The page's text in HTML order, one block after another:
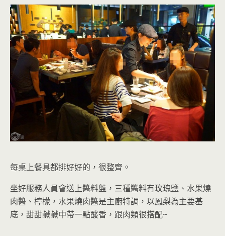
每桌上餐具都排好好的，很整齊。
坐好服務人員會送上醬料盤，三種醬料有玫瑰鹽、水果燒
肉醬、檸檬，水果燒肉醬是主廚特調，以鳳梨為主要基
底，甜甜鹹鹹中帶一點酸香 ，跟肉類很搭配~